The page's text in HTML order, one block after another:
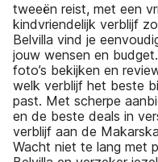
tweeën reist, met een
kindvriendelijk verblijf
Belvilla vind je
jouw wensen en
foto’s bekijken en
welk verblijf het beste
past. Met scherpe
en de beste deals in
verblijf aan de
Wacht niet te lang met